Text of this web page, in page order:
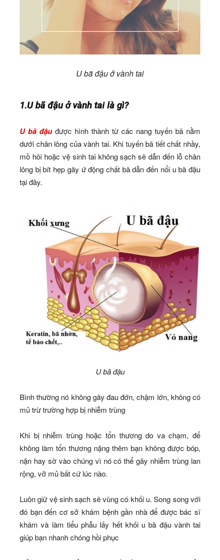
U bã đậu ở vành tai
1.U bã đậu ở vành tai là gì?
U bã đậuđược hình thành từ các nang tuyến bã nằm
dưới chân lông của vành tai. Khi tuyến bã tiết chất nhầy,
mồ hôi hoặc vệ sinh tai không sạch sẽ dẫn đến lỗ chân
lông bị bít hẹp gây ứ động chất bã dẫn đến nổi u bã đậu
tại đây.
U bã đậu
Bình thường nó không gây đau đớn, chậm lớn, không có
mủ trừ trường hợp bị nhiễm trùng
Khi bị nhiễm trùng hoặc tổn thương do va chạm, để
không làm tổn thương nặng thêm bạn không được bóp,
nặn hay sờ vào chúng vì nó có thể gây nhiễm trùng lan
rộng, vỡ mủ bất cứ lúc nào.
Luôn giữ vệ sinh sạch sẽ vùng có khối u. Song song với
đó bạn đến cơ sở khám bệnh gần nhà để được bác sĩ
khám và làm tiểu phẫu lấy hết khối u bã đậu vành tai
giúp bạn nhanh chóng hồi phục